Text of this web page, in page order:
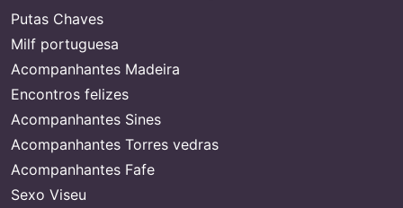
Putas Chaves
Milf portuguesa
Acompanhantes Madeira
Encontros felizes
Acompanhantes Sines
Acompanhantes Torres vedras
Acompanhantes Fafe
Sexo Viseu